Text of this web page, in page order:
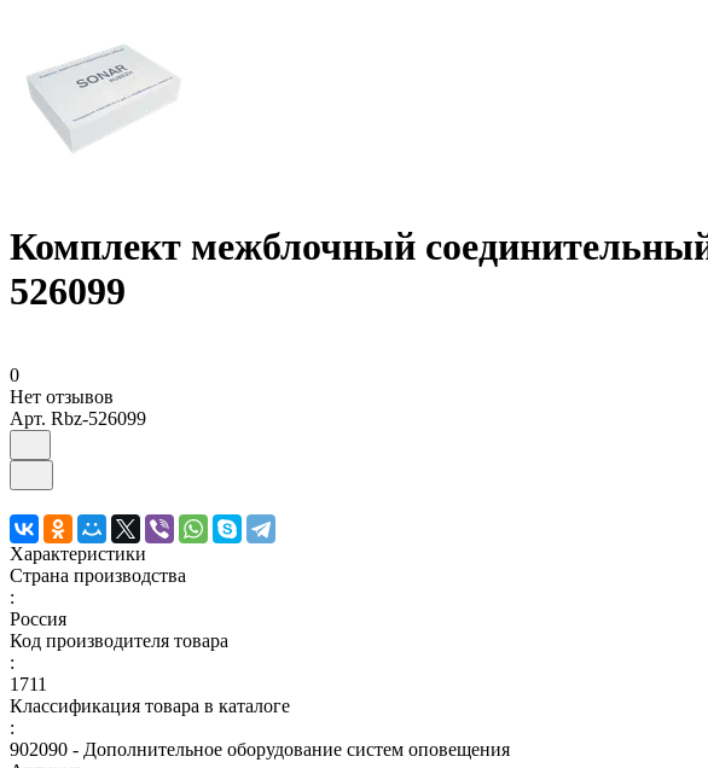
Комплект межблочный
526099
0
Нет отзывов
Арт. Rbz-526099
Характеристики
Страна производства
:
Россия
Код производителя товара
:
1711
Классификация товара в каталоге
:
902090 - Дополнительное оборудование систем оповещения